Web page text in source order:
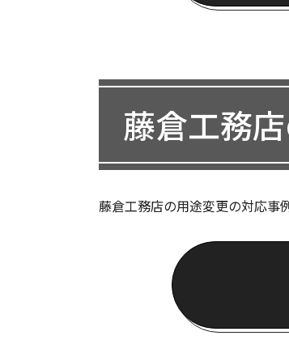
藤倉工務
藤倉工務店の用途変更の対応事